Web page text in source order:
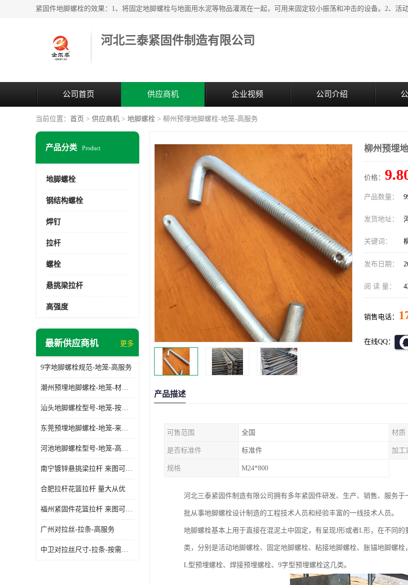
河北三泰紧固件制造有限公司
公司首页 供应商机 企业视频 公司介绍
当前位置： 首页 > 供应商机 > 地脚螺栓 > 柳州预埋地脚螺栓-地笼-高服务
产品分类 Product
地脚螺栓
钢结构螺栓
焊钉
拉杆
螺栓
悬挑梁拉杆
高强度
最新供应商机 更多
9字地脚螺栓规范-地笼-高服务
潮州预埋地脚螺栓-地笼-材质齐全
汕头地脚螺栓型号-地笼-按需定制
东莞预埋地脚螺栓-地笼-来图可定制
河池地脚螺栓型号-地笼-高质量
南宁镀锌悬挑梁拉杆 来图可定制
合肥拉杆花篮拉杆 量大从优
福州紧固件花篮拉杆 来图可定制
广州对拉丝-拉条-高服务
中卫对拉丝尺寸-拉条-按需定制
柳州预埋
价格：
产品数量：
发货地址：
关键词：
发布日期：
阅 读 量：
销售电话：
在线QQ：
产品描述
可售范围 全国 材质
是否标准件 标准件 加工
规格 M24*800
河北三泰紧固件制造有限公司拥有多年紧固件研发、生产、销售、服务
批从事地脚螺栓设计制造的工程技术人员和经验丰富的一线技术人员。
地脚螺栓基本上用于直接在混泥土中固定，有呈现J形或者L形，在不同
类，分别是活动地脚螺栓、固定地脚螺栓、粘接地脚螺栓、胀锚地脚螺
L型预埋螺栓、焊接预埋螺栓、9字型预埋螺栓这几类。